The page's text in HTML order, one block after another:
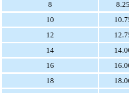
8
10
12
14
16
18